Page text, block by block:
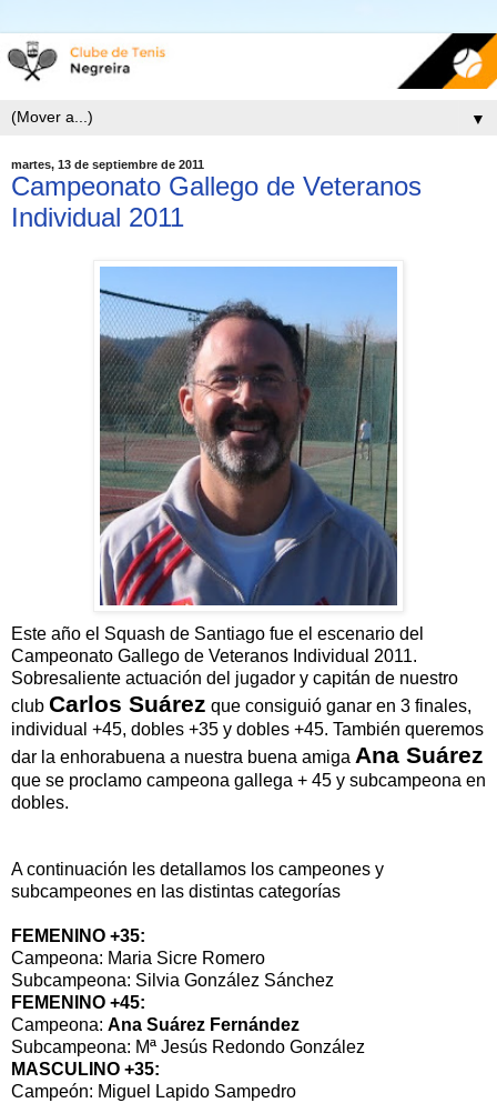
▼
martes, 13 de septiembre de 2011
Campeonato Gallego de Veteranos
Individual 2011
Este año el Squash de Santiago fue el escenario del
Campeonato Gallego de Veteranos Individual 2011.
Sobresaliente actuación del jugador y capitán de nuestro
club Carlos Suárez que consiguió ganar en 3 finales,
individual +45, dobles +35 y dobles +45. También queremos
dar la enhorabuena a nuestra buena amiga Ana Suárez
que se proclamo campeona gallega + 45 y subcampeona en
dobles.
A continuación les detallamos los campeones y
subcampeones en las distintas categorías
FEMENINO +35:
Campeona: Maria Sicre Romero
Subcampeona: Silvia González Sánchez
FEMENINO +45:
Campeona: Ana Suárez Fernández
Subcampeona: Mª Jesús Redondo González
MASCULINO +35:
Campeón: Miguel Lapido Sampedro